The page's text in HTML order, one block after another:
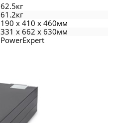
62.5кг
61.2кг
190 x 410 x 460мм
331 x 662 x 630мм
PowerExpert